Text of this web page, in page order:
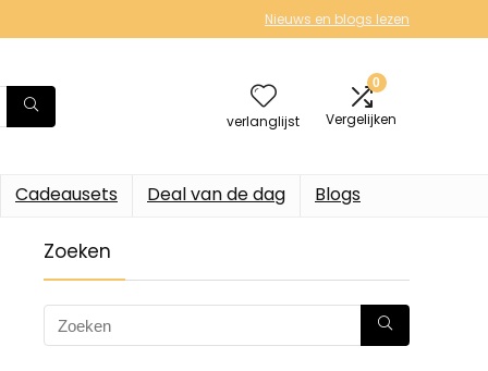
Nieuws en blogs lezen
verlanglijst
0
Vergelijken
Cadeausets Deal van de dag Blogs
Zoeken